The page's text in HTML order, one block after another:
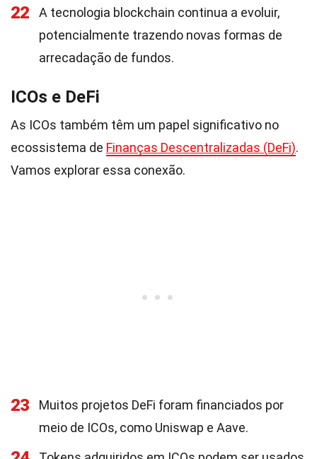
22
A tecnologia blockchain continua a evoluir,
potencialmente trazendo novas formas de
arrecadação de fundos.
ICOs e DeFi
As ICOs também têm um papel significativo no
ecossistema de Finanças Descentralizadas (DeFi).
Vamos explorar essa conexão.
23
Muitos projetos DeFi foram financiados por
meio de ICOs, como Uniswap e Aave.